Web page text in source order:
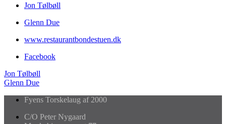
Jon Tølbøll
Glenn Due
www.restaurantbondestuen.dk
Facebook
Jon Tølbøll
Glenn Due
Fyens Torskelaug af 2000
C/O Peter Nygaard